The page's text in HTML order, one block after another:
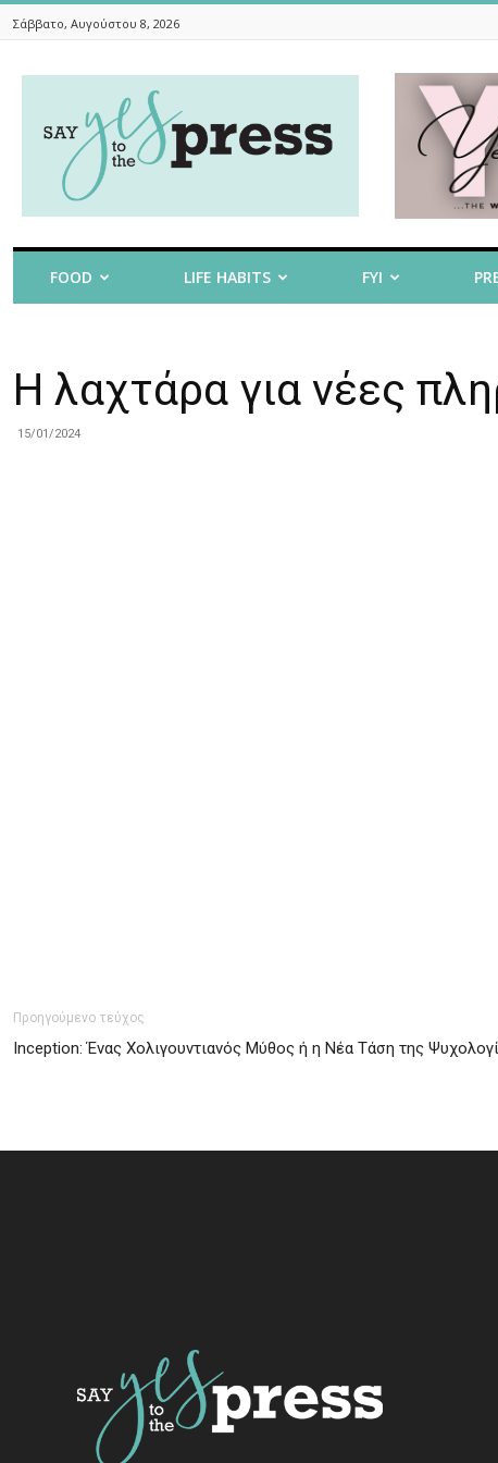
Σάββατο, Αυγούστου 8, 2026
To
The
FOOD LIFE HABITS FYI
Η λαχτάρα για νέες
15/01/2024
Προηγούμενο τεύχος
Inception: Ένας Χολιγουντιανός Μύθος ή η Νέα Τάση της